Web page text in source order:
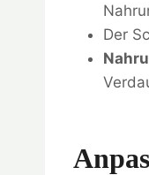
Der